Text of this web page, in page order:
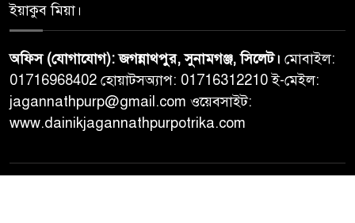
ইয়াকুব মিয়া।
অফিস (যোগাযোগ): জগন্নাথপুর, সুনামগঞ্জ, সিলেট। মোবাইল:
01716968402 হোয়াটসঅ্যাপ: 01716312210 ই-মেইল:
jagannathpurp@gmail.com ওয়েবসাইট:
www.dainikjagannathpurpotrika.com